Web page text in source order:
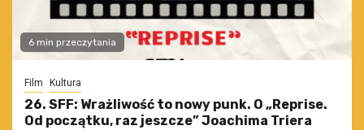
6 min przeczytania
Film Kultura
26. SFF: Wrażliwość to nowy punk. O „Reprise.
Od początku, raz jeszcze” Joachima Triera